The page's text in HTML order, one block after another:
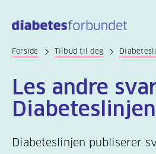
hovedinnhold
Forside Tilbud til deg
Les andre
Diabeteslinjen
Diabeteslinjen publiserer